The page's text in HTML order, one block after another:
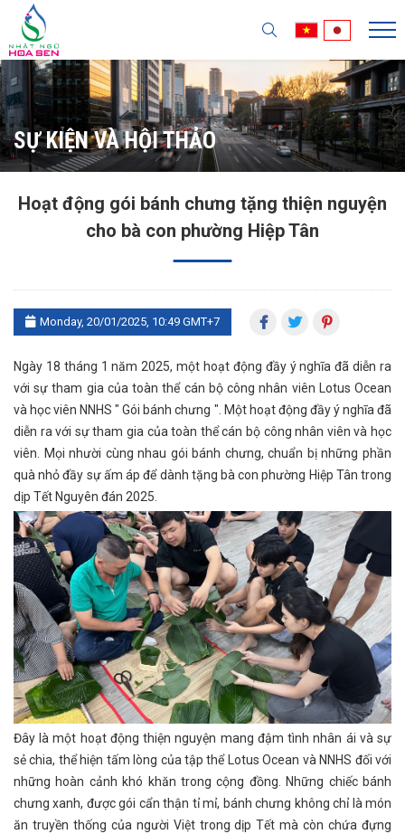
SỰ KIỆN VÀ HỘI THẢO
Hoạt động gói bánh chưng tặng thiện nguyện
cho bà con phường Hiệp Tân
Monday, 20/01/2025, 10:49 GMT+7
Ngày 18 tháng 1 năm 2025, một hoạt động đầy ý nghĩa đã diễn ra
với sự tham gia của toàn thể cán bộ công nhân viên Lotus Ocean
và học viên NNHS " Gói bánh chưng ". Một hoạt động đầy ý nghĩa đã
diễn ra với sự tham gia của toàn thể cán bộ công nhân viên và học
viên. Mọi nhười cùng nhau gói bánh chưng, chuẩn bị những phần
quà nhỏ đầy sự ấm áp để dành tặng bà con phường Hiệp Tân trong
dịp Tết Nguyên đán 2025.
Đây là một hoạt động thiện nguyện mang đậm tình nhân ái và sự
sẻ chia, thể hiện tấm lòng của tập thể Lotus Ocean và NNHS đối với
những hoàn cảnh khó khăn trong cộng đồng. Những chiếc bánh
chưng xanh, được gói cẩn thận tỉ mỉ, bánh chưng không chỉ là món
ăn truyền thống của người Việt trong dịp Tết mà còn chứa đựng